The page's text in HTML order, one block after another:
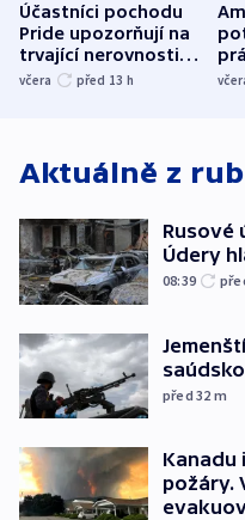
Účastníci pochodu
Pride upozorňují na
trvající nerovnosti i
společenskou
včera před 13 h
Aktuálně z
Rusové
Údery
08:39
před 32 m
Kanadu
požáry.